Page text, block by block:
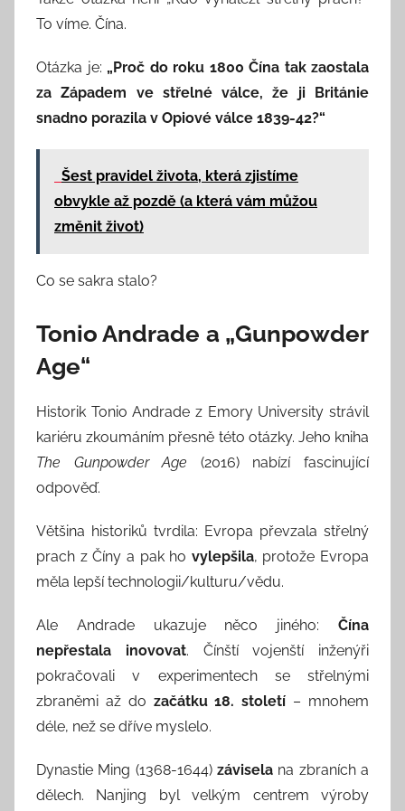
To víme. Čína.
Otázka je: „Proč do roku 1800 Čína tak zaostala
za Západem ve střelné válce, že ji Británie
snadno porazila v Opiové válce 1839-42?“
Šest pravidel života, která zjistíme
obvykle až pozdě (a která vám můžou
změnit život)
Co se sakra stalo?
Tonio Andrade a „Gunpowder
Age“
Historik Tonio Andrade z Emory University strávil
kariéru zkoumáním přesně této otázky. Jeho kniha
The Gunpowder Age (2016) nabízí fascinující
odpověď.
Většina historiků tvrdila: Evropa převzala střelný
prach z Číny a pak ho vylepšila, protože Evropa
měla lepší technologii/kulturu/vědu.
Ale Andrade ukazuje něco jiného: Čína
nepřestala inovovat. Čínští vojenští inženýři
pokračovali v experimentech se střelnými
zbraněmi až do začátku 18. století – mnohem
déle, než se dříve myslelo.
Dynastie Ming (1368-1644) závisela na zbraních a
dělech. Nanjing byl velkým centrem výroby